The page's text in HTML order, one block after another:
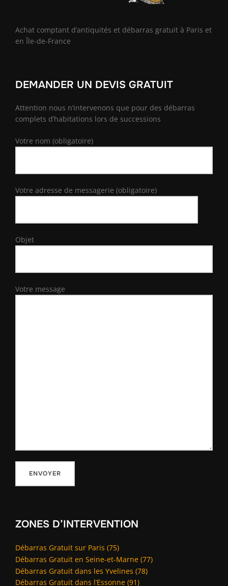
Achat comptant d’antiquités et débarras gratuit à Paris et
en Île-de-France
DEMANDER UN DEVIS GRATUIT
Attention nous n’intervenons que pour des débarras
complets d’habitations lors de successions
Votre nom (obligatoire)
Votre adresse de messagerie (obligatoire)
Objet
Votre message
ZONES D’INTERVENTION
Débarras Gratuit sur Paris (75)
Débarras Gratuit en Seine-et-Marne (77)
Débarras Gratuit dans les Yvelines (78)
Débarras Gratuit dans l’Essonne (91)